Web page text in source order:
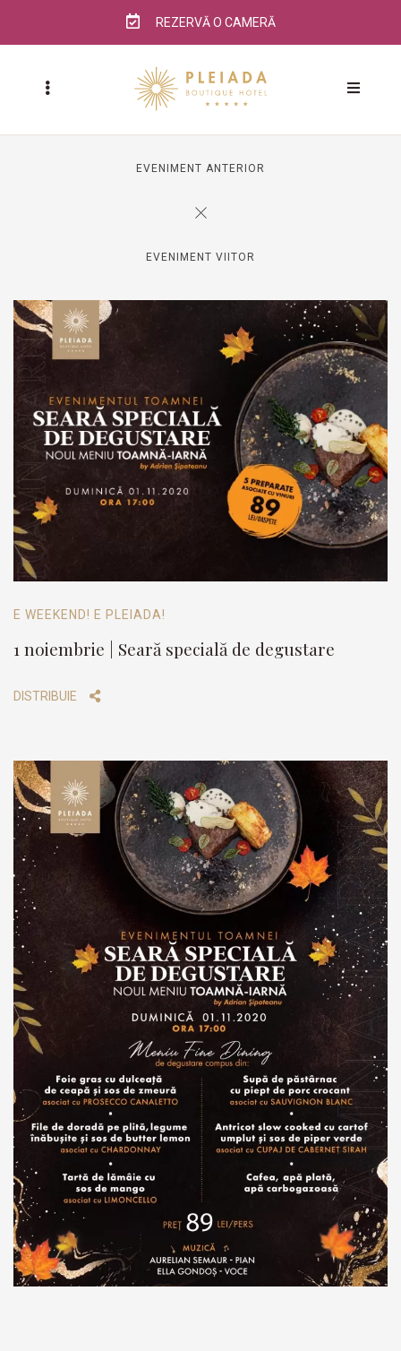
REZERVĂ O CAMERĂ
EVENIMENT ANTERIOR
EVENIMENT VIITOR
E WEEKEND! E PLEIADA!
1 noiembrie | Seară specială de degustare
DISTRIBUIE